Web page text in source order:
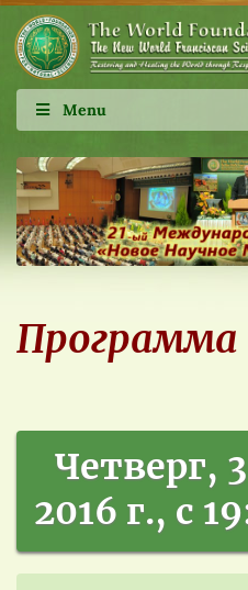
Menu
Программа
Четверг,
2016 г., с